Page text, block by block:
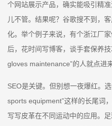
个网站展示产品，确实能吸引精
儿不管。结果呢？谷歌搜不到，
化。举个例子来说，有个浙江厂
后，花时间写博客，谈手套保养
gloves maintenance”的人就点进
SEO是关键。但别想一夜爆红。
sports equipment”这样的长尾词
写写皮革在不同运动中的应用。